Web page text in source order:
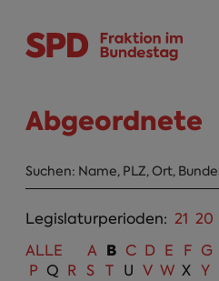
Abgeordnete
Abgeordneten Suche
Legislaturperioden: 21 20
ALLE
A B C D E F G
P Q R S T U V W X Y